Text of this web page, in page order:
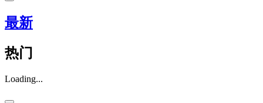
最新
热门
Loading...